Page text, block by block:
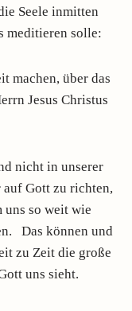
Seele inmitten
meditieren solle:
machen, über das
Jesus Christus
nicht in unserer
auf Gott zu richten,
uns so weit wie
Das können und
zu Zeit die große
uns sieht.